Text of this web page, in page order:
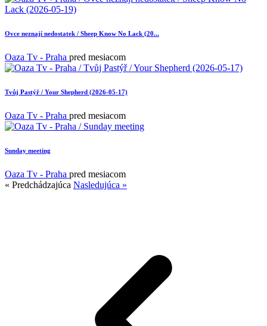
Ovce neznají nedostatek / Sheep Know No Lack (20...
Oaza Tv - Praha pred mesiacom
Tvůj Pastýř / Your Shepherd (2026-05-17)
Oaza Tv - Praha pred mesiacom
Sunday meeting
Oaza Tv - Praha pred mesiacom
« Predchádzajúca Nasledujúca »